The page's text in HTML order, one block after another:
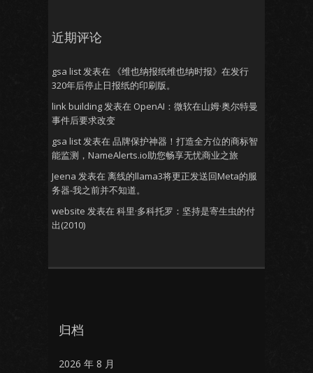
近期评论
gsa list发表在
《维也纳报纸维也纳时报》在发行
320年后停止日报纸的印刷版。
link building发表在 OpenAI：微软在山姆·奥尔特曼
事件后要求改变
gsa list发表在 品牌保护神器！打造全方位的商标智
能监测，NameAlerts.io助您畅享无忧商业之旅
Jeena 发表在 离线的llama3将更正发送回Meta的服
务器-我之前并不知道。
website 发表在 科里·多科托罗：坚持是寄生虫的付
出(2010)
归档
2026 年 8 月